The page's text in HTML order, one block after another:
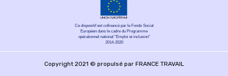
Ce dispositif est cofinancé par le Fonds Social
Européen dans le cadre du Programme
opérationnel national "Emploi et inclusion"
2014-2020
Copyright 2021 © propulsé par FRANCE TRAVAIL